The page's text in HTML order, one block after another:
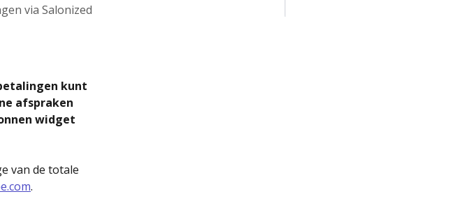
via Salonized
kunt
afspraken
widget
van de totale
.